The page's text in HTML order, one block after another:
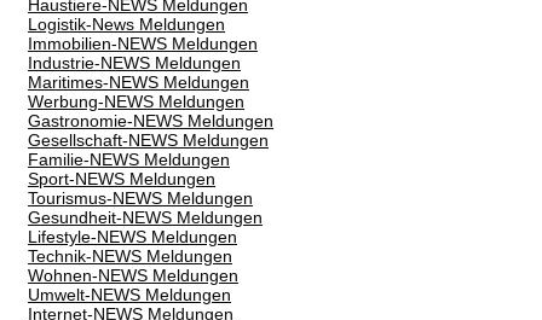
Haustiere-NEWS Meldungen
Logistik-News Meldungen
Immobilien-NEWS Meldungen
Industrie-NEWS Meldungen
Maritimes-NEWS Meldungen
Werbung-NEWS Meldungen
Gastronomie-NEWS Meldungen
Gesellschaft-NEWS Meldungen
Familie-NEWS Meldungen
Sport-NEWS Meldungen
Tourismus-NEWS Meldungen
Gesundheit-NEWS Meldungen
Lifestyle-NEWS Meldungen
Technik-NEWS Meldungen
Wohnen-NEWS Meldungen
Umwelt-NEWS Meldungen
Internet-NEWS Meldungen